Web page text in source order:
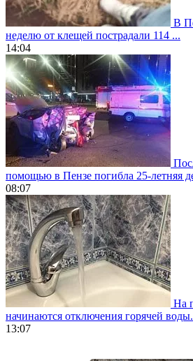
В
неделю от клещей пострадали 114 ...
14:04
помощью в Пензе погибла 25-летняя
08:07
На
начинаются отключения горячей
13:07